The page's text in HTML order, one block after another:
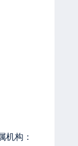
机构：